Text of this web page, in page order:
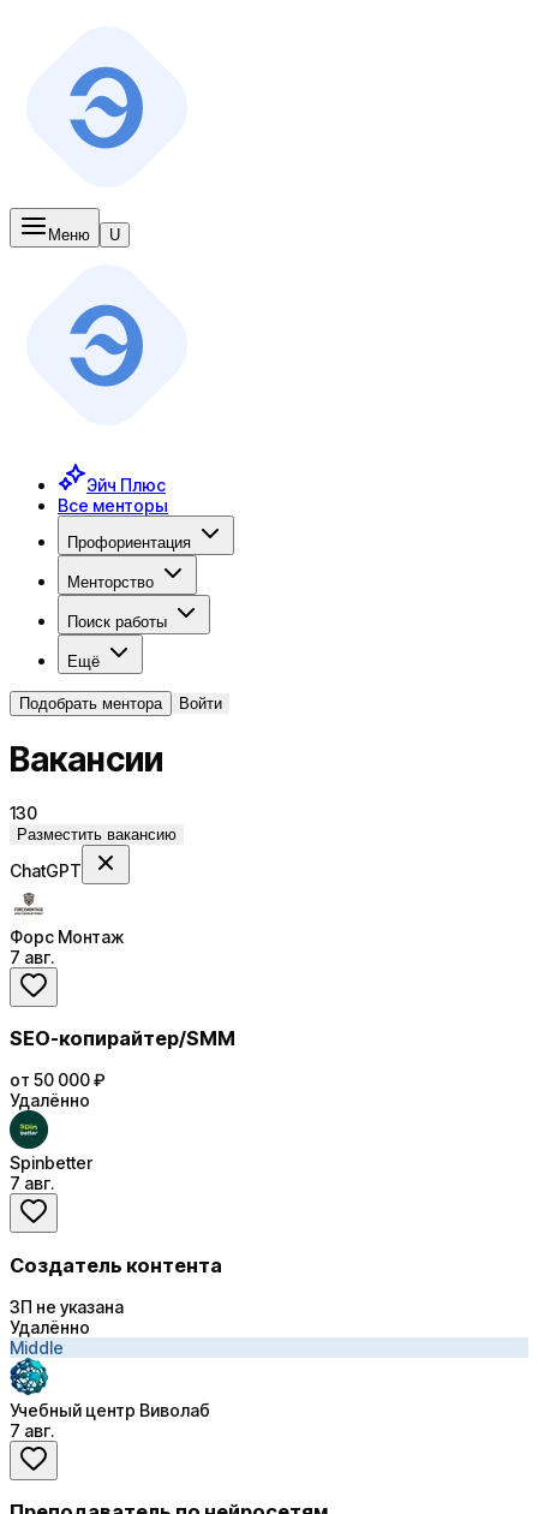
Меню U
Эйч Плюс
Все менторы
Профориентация
Менторство
Поиск работы
Ещё
Подобрать ментора Войти
Вакансии
130
Разместить вакансию
ChatGPT
Форс Монтаж
7 авг.
SEO-копирайтер/SMM
от 50 000 ₽
Удалённо
Spinbetter
7 авг.
Создатель контента
ЗП не указана
Удалённо
Middle
Учебный центр Виволаб
7 авг.